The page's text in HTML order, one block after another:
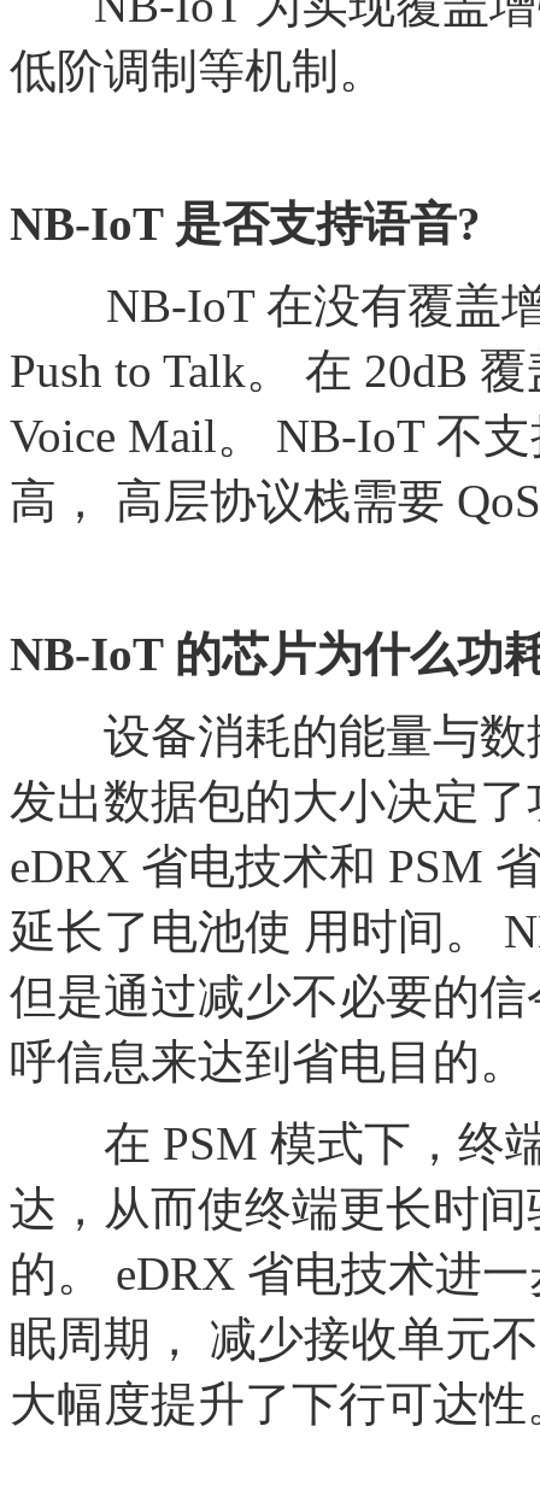
低阶调制等机制。
NB-IoT 是否支持语音?
NB-IoT 在没有覆盖增
Push to Talk。 在 20dB
Voice Mail。 NB-IoT 不
高， 高层协议栈需要
NB-IoT 的芯片为什么功
设备消耗的能量与数
发出数据包的大小决定
eDRX 省电技术和 PSM
延长了电池使 用时间。
但是通过减少不必要的
呼信息来达到省电目的。
在 PSM 模式下，终
达，从而使终端更长时
的。 eDRX 省电技术进
眠周期， 减少接收单元
大幅度提升了下行可达性